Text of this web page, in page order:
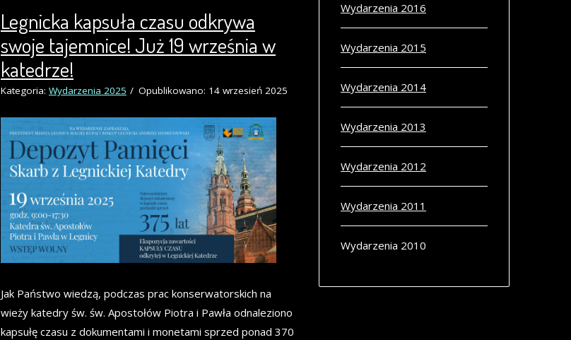
Legnicka kapsuła czasu odkrywa
swoje tajemnice! Już 19 września w
katedrze!
Kategoria: Wydarzenia 2025 Opublikowano: 14 wrzesień 2025
Jak Państwo wiedzą, podczas prac konserwatorskich na
wieży katedry św. św. Apostołów Piotra i Pawła odnaleziono
kapsułę czasu z dokumentami i monetami sprzed ponad 370
Wydarzenia 2016
Wydarzenia 2015
Wydarzenia 2014
Wydarzenia 2013
Wydarzenia 2012
Wydarzenia 2011
Wydarzenia 2010